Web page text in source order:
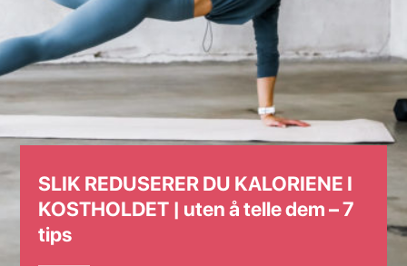
SLIK REDUSERER DU KALORIENE I
KOSTHOLDET | uten å telle dem – 7
tips